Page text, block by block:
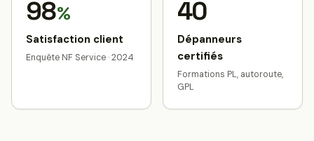
98%
Satisfaction client
Enquête NF Service · 2024
40
Dépanneurs
certifiés
Formations PL, autoroute,
GPL